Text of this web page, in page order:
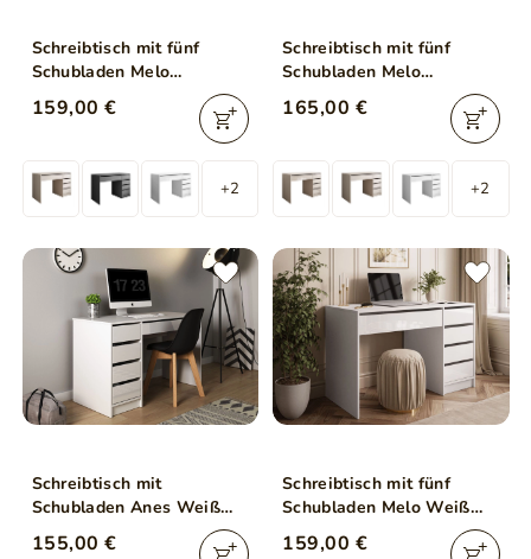
Schreibtisch mit fünf
Schubladen Melo
Kaschmir Matt
159,00 €
+2
Schreibtisch mit fünf
Schubladen Melo
Kaschmir Hochglanz
165,00 €
+2
Schreibtisch mit
Schubladen Anes Weiß
Matt
155,00 €
Schreibtisch mit fünf
Schubladen Melo Weiß
Hochglanz
159,00 €